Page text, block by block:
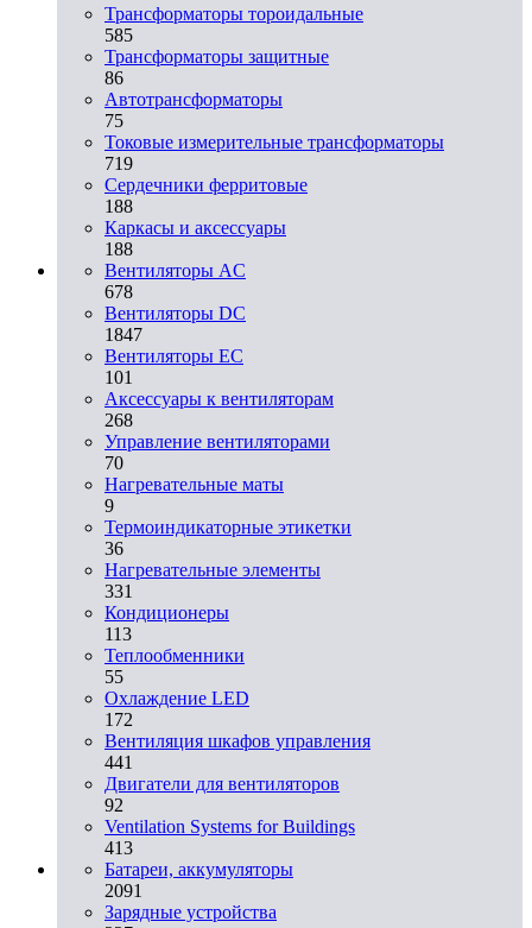
Трансформаторы тороидальные
585
Трансформаторы защитные
86
Автотрансформаторы
75
Токовые измерительные трансформаторы
719
Сердечники ферритовые
188
Каркасы и аксессуары
188
Вентиляторы AC
678
Вентиляторы DC
1847
Вентиляторы EC
101
Аксессуары к вентиляторам
268
Управление вентиляторами
70
Нагревательные маты
9
Термоиндикаторные этикетки
36
Нагревательные элементы
331
Кондиционеры
113
Теплообменники
55
Охлаждение LED
172
Вентиляция шкафов управления
441
Двигатели для вентиляторов
92
Ventilation Systems for Buildings
413
Батареи, аккумуляторы
2091
Зарядные устройства